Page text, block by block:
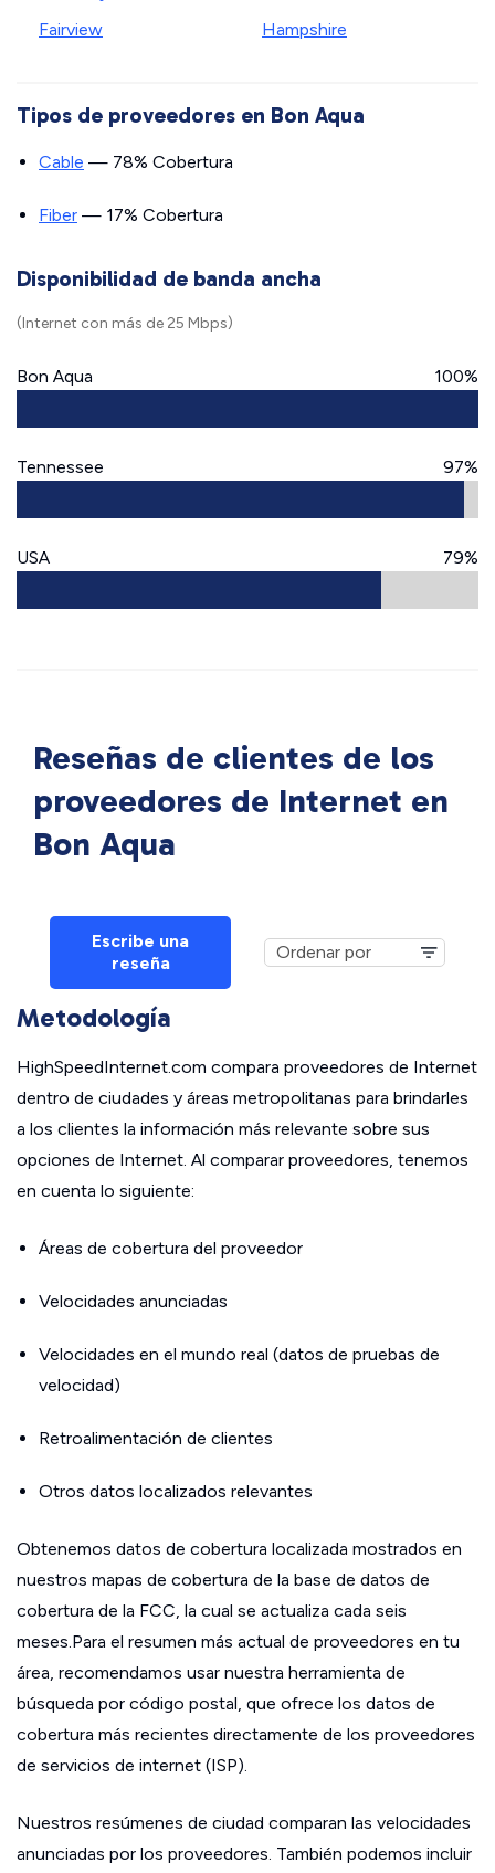
Fairview
Hampshire
Tipos de proveedores en Bon Aqua
Cable — 78% Cobertura
Fiber — 17% Cobertura
Disponibilidad de banda ancha
(Internet con más de 25 Mbps)
Bon Aqua 100%
Tennessee 97%
USA 79%
Reseñas de clientes de los
proveedores de Internet en
Bon Aqua
Escribe una
reseña
Metodología
HighSpeedInternet.com compara proveedores de Internet
dentro de ciudades y áreas metropolitanas para brindarles
a los clientes la información más relevante sobre sus
opciones de Internet. Al comparar proveedores, tenemos
en cuenta lo siguiente:
Áreas de cobertura del proveedor
Velocidades anunciadas
Velocidades en el mundo real (datos de pruebas de
velocidad)
Retroalimentación de clientes
Otros datos localizados relevantes
Obtenemos datos de cobertura localizada mostrados en
nuestros mapas de cobertura de la base de datos de
cobertura de la FCC, la cual se actualiza cada seis
meses.Para el resumen más actual de proveedores en tu
área, recomendamos usar nuestra herramienta de
búsqueda por código postal, que ofrece los datos de
cobertura más recientes directamente de los proveedores
de servicios de internet (ISP).
Nuestros resúmenes de ciudad comparan las velocidades
anunciadas por los proveedores. También podemos incluir